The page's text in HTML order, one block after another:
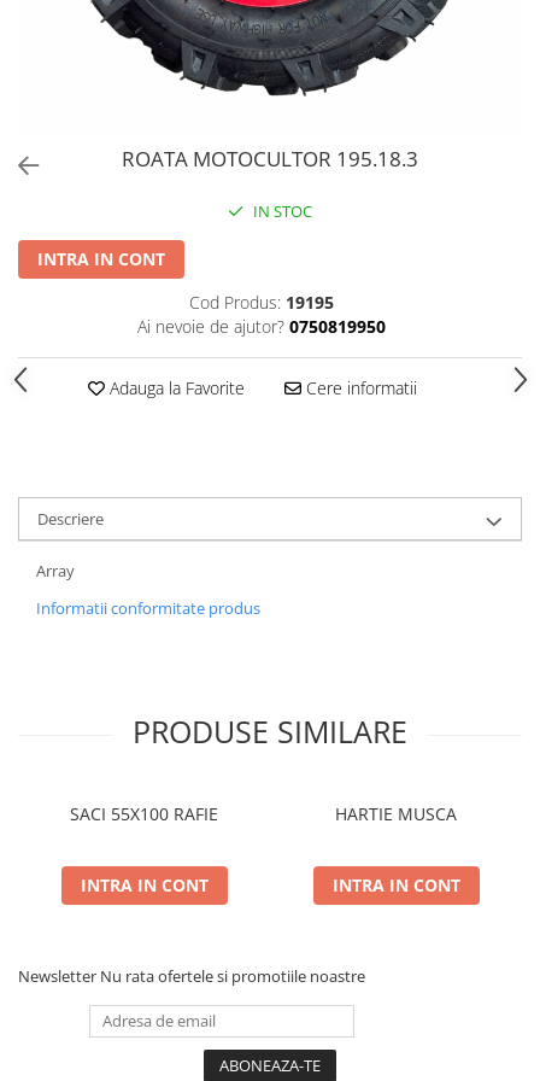
PERII SI RACLETE
MUSAMA, LINOLEUM
ORGANIZARE SI DEPOZITARE
ROATA MOTOCULTOR 195.18.3
IN STOC
INTRA IN CONT
Cod Produs: 19195
Ai nevoie de ajutor? 0750819950
Adauga la Favorite Cere informatii
Descriere
Array
Informatii conformitate produs
PRODUSE SIMILARE
SACI 55X100 RAFIE
INTRA IN CONT
HARTIE MUSCA
INTRA IN CONT
Newsletter Nu rata ofertele si promotiile noastre